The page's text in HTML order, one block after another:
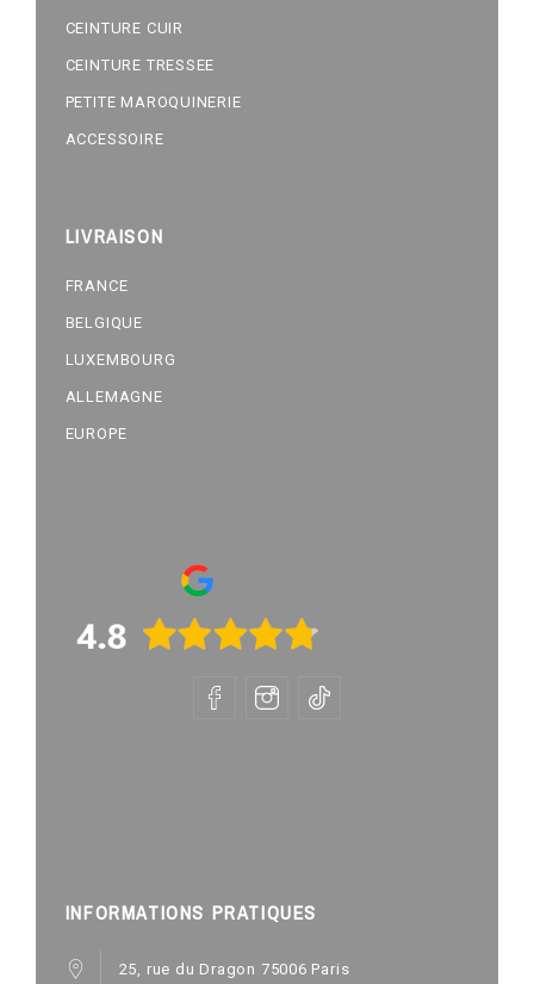
CEINTURE CUIR
CEINTURE TRESSEE
PETITE MAROQUINERIE
ACCESSOIRE
LIVRAISON
FRANCE
BELGIQUE
LUXEMBOURG
ALLEMAGNE
EUROPE
INFORMATIONS PRATIQUES
25, rue du Dragon 75006 Paris